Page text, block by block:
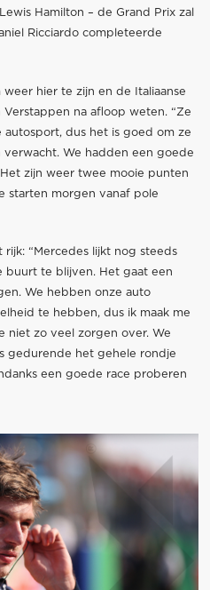
Hamilton – de Grand Prix zal
Ricciardo completeerde
weer hier te zijn en de Italiaanse
na afloop weten. “Ze
dus het is goed om ze
We hadden een goede
zijn weer twee mooie punten
starten morgen vanaf pole
“Mercedes lijkt nog steeds
buurt te blijven. Het gaat een
We hebben onze auto
te hebben, dus ik maak me
niet zo veel zorgen over. We
gedurende het gehele rondje
een goede race proberen